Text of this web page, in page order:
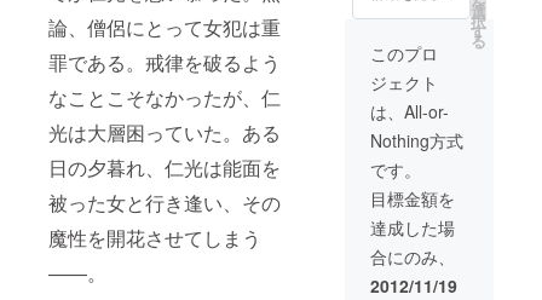
論、僧侶にとって女犯は重
罪である。戒律を破るよう
なことこそなかったが、仁
光は大層困っていた。ある
日の夕暮れ、仁光は能面を
被った女と行き逢い、その
魔性を開花させてしまう
――。
に優先的にご招
画祭や上映会な
どのイベントに
優先的にご招待
します。
DVD-R ☆長篇映
DVD ☆ビジュア
ルブック ☆エン
ドクレジットに
お名前を掲載 ☆
試写会にご招待
（都内にて2014
年11月頃） ☆打
ち上げにご招待
（都内にて2012
年12月頃） ☆映
画関連イベント
に優先的にご招
待 ★協力プロ
選
択
す
る
このプロ
ジェクト
は、All-or-
Nothing方式
です。
目標金額を
達成した場
合にのみ、
2012/11/19